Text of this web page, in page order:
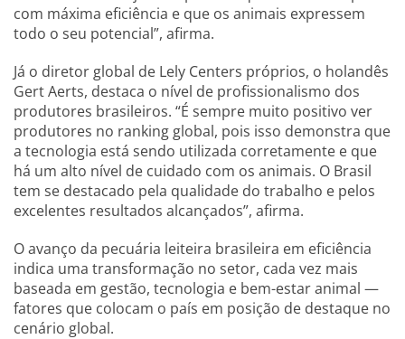
com máxima eficiência e que os animais expressem
todo o seu potencial”, afirma.
Já o diretor global de Lely Centers próprios, o holandês
Gert Aerts, destaca o nível de profissionalismo dos
produtores brasileiros. “É sempre muito positivo ver
produtores no ranking global, pois isso demonstra que
a tecnologia está sendo utilizada corretamente e que
há um alto nível de cuidado com os animais. O Brasil
tem se destacado pela qualidade do trabalho e pelos
excelentes resultados alcançados”, afirma.
O avanço da pecuária leiteira brasileira em eficiência
indica uma transformação no setor, cada vez mais
baseada em gestão, tecnologia e bem-estar animal —
fatores que colocam o país em posição de destaque no
cenário global.